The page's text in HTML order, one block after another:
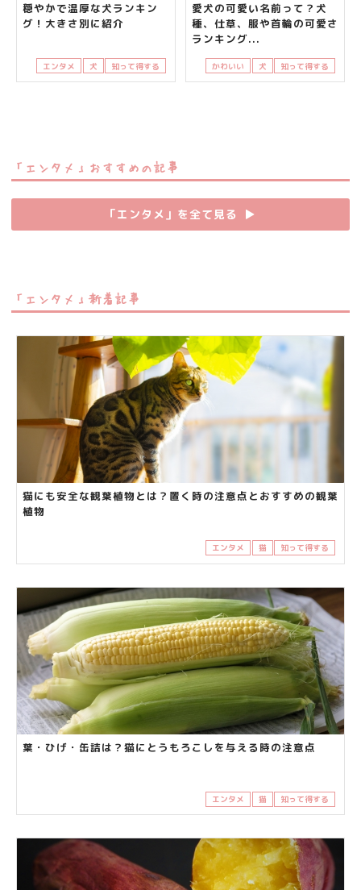
穏やかで温厚な犬ランキン
グ！大きさ別に紹介
エンタメ 犬 知って得する
愛犬の可愛い名前って？犬
種、仕草、服や首輪の可愛さ
ランキング...
かわいい 犬 知って得する
「エンタメ」おすすめの記事
「エンタメ」を全て見る ▶︎
「エンタメ」新着記事
猫にも安全な観葉植物とは？置く時の注意点とおすすめの観葉
植物
エンタメ 猫 知って得する
葉・ひげ・缶詰は？猫にとうもろこしを与える時の注意点
エンタメ 猫 知って得する